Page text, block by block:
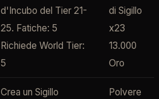
d'Incubo del Tier 21-
25. Fatiche: 5
Richiede World Tier:
5
di Sigillo
x23
13.000
Oro
Crea un Sigillo
Polvere